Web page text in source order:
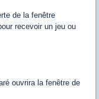
de la fenêtre
recevoir un jeu ou
ouvrira la fenêtre de